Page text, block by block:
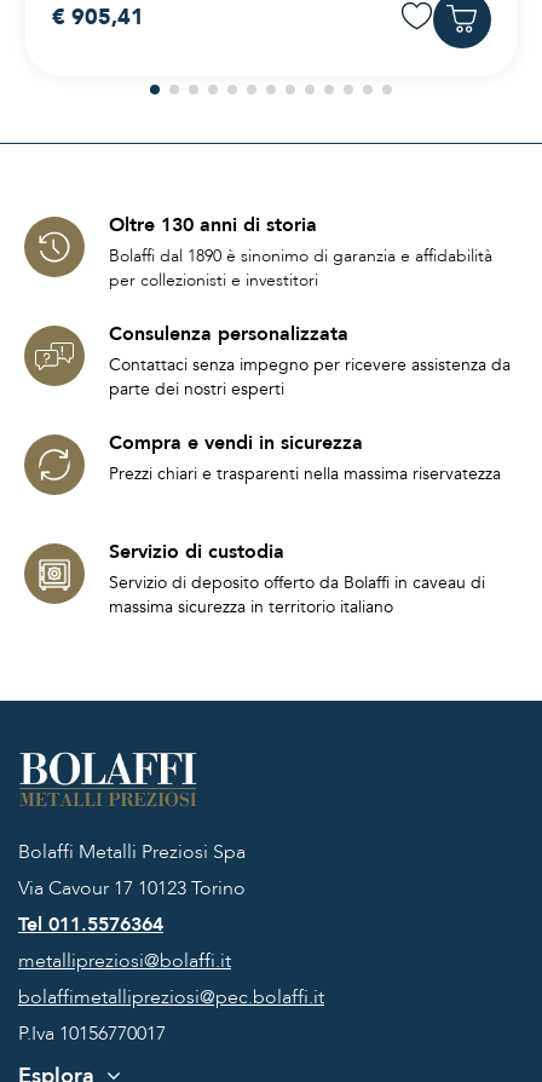
€ 905,41
Oltre 130 anni di storia
Bolaffi dal 1890 è sinonimo di garanzia e affidabilità
per collezionisti e investitori
Consulenza personalizzata
Contattaci senza impegno per ricevere assistenza da
parte dei nostri esperti
Compra e vendi in sicurezza
Prezzi chiari e trasparenti nella massima riservatezza
Servizio di custodia
Servizio di deposito offerto da Bolaffi in caveau di
massima sicurezza in territorio italiano
Bolaffi Metalli Preziosi Spa
Via Cavour 17 10123 Torino
Tel 011.5576364
metallipreziosi@bolaffi.it
bolaffimetallipreziosi@pec.bolaffi.it
P.Iva 10156770017